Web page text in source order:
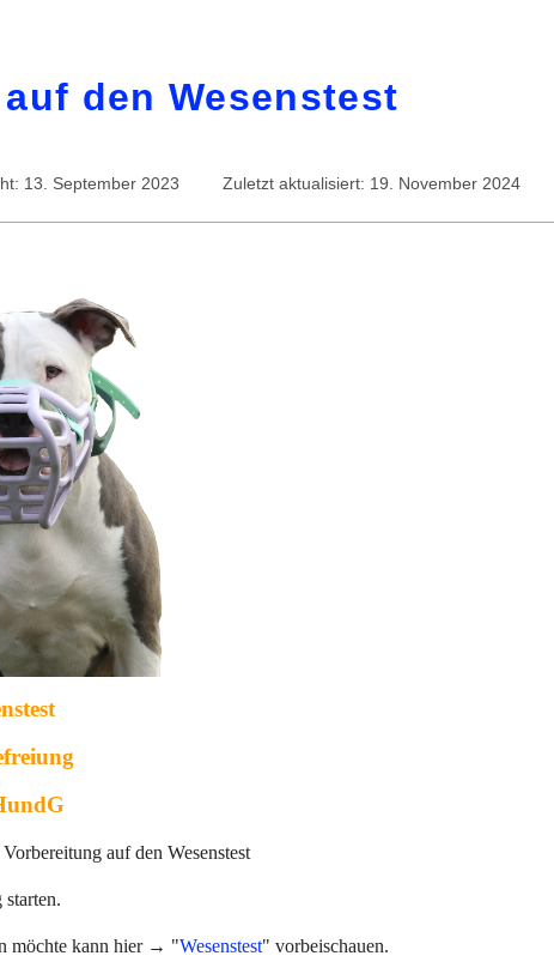
den Wesenstest
13. September 2023 Zuletzt aktualisiert: 19. November 2024
auf den Wesenstest
möchte kann hier → "Wesenstest" vorbeischauen.